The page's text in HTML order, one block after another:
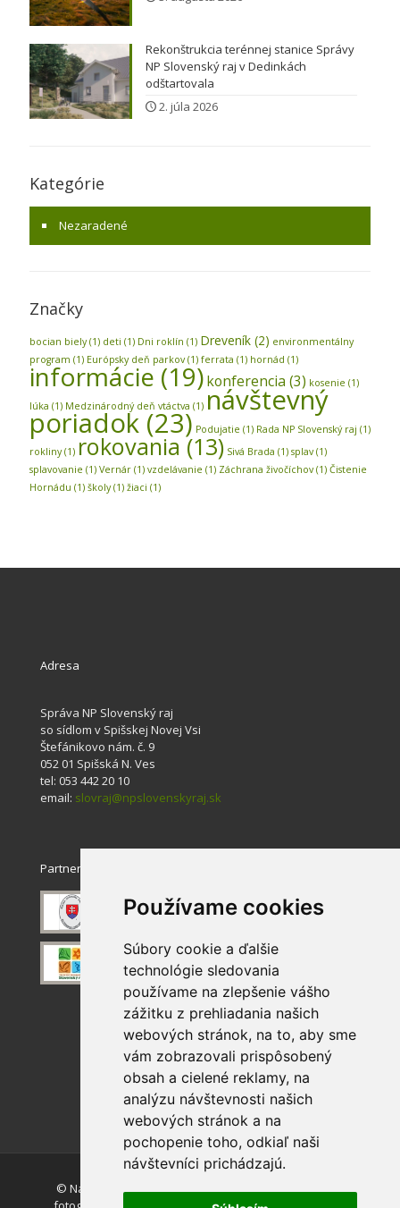
Používame cookies
Súbory cookie a ďalšie
technológie sledovania
používame na zlepšenie vášho
zážitku z prehliadania našich
webových stránok, na to, aby sme
vám zobrazovali prispôsobený
obsah a cielené reklamy, na
analýzu návštevnosti našich
webových stránok a na
pochopenie toho, odkiaľ naši
návštevníci prichádzajú.
Rekonštrukcia terénnej stanice Správy
NP Slovenský raj v Dedinkách
odštartovala
2. júla 2026
Kategórie
Nezaradené
Značky
bocian biely(1) deti (1) Dni roklín (1) Dreveník (2) environmentálny
program (1) Európsky deň parkov(1) ferrata (1) hornád (1)
informácie (19)konferencia (3) kosenie (1)
lúka (1) Medzinárodný deň vtáctva (1) návštevný
poriadok (23) Podujatie (1) Rada NP Slovenský raj (1)
rokliny(1) rokovania (13) Sivá Brada (1) splav(1)
splavovanie (1) Vernár (1) vzdelávanie (1) Záchrana živočíchov(1) Čistenie
Hornádu (1) školy(1) žiaci (1)
Adresa
Správa NP Slovenský raj
so sídlom v Spišskej Novej Vsi
Štefánikovo nám. č. 9
052 01 Spišská N. Ves
tel: 053 442 20 10
email: slovraj@npslovenskyraj.sk
Partneri
© Národný park Slovenský raj. Akékoľvek používanie